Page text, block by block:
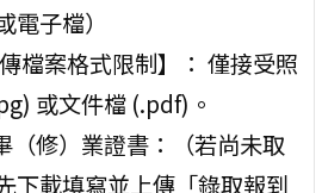
電子檔）
檔案格式限制】： 僅接受照
或文件檔 (.pdf)。
（修）業證書：（若尚未取
下載填寫並上傳「錄取報到